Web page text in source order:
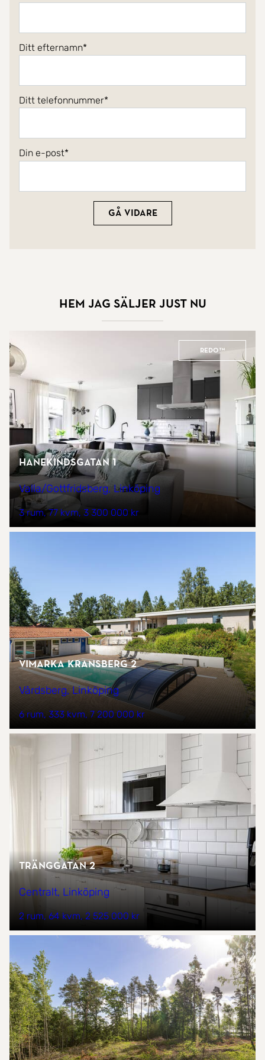
Ditt efternamn
Ditt telefonnummer
Din e-post
Gå vidare
Hem jag säljer just nu
REDO™
Hanekindsgatan 1
Valla/Gottfridsberg, Linköping
3 rum 77 kvm 3 300 000 kr
Vimarka Kransberg 2
Vårdsberg, Linköping
6 rum 333 kvm 7 200 000 kr
Tränggatan 2
Centralt, Linköping
2 rum 64 kvm 2 525 000 kr